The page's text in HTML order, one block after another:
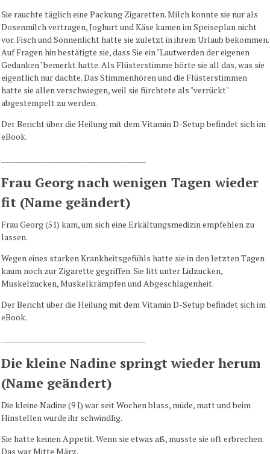
Sie rauchte täglich eine Packung Zigaretten. Milch konnte sie nur als
Dosenmilch vertragen, Joghurt und Käse kamen im Speiseplan nicht
vor. Fisch und Sonnenlicht hatte sie zuletzt in ihrem Urlaub bekommen.
Auf Fragen hin bestätigte sie, dass Sie ein "Lautwerden der eigenen
Gedanken" bemerkt hatte. Als Flüsterstimme hörte sie all das, was sie
eigentlich nur dachte. Das Stimmenhören und die Flüsterstimmen
hatte sie allen verschwiegen, weil sie fürchtete als "verrückt"
abgestempelt zu werden.
Der Bericht über die Heilung mit dem Vitamin D-Setup befindet sich im
eBook.
Frau Georg nach wenigen Tagen wieder
fit (Name geändert)
Frau Georg (51) kam, um sich eine Erkältungsmedizin empfehlen zu
lassen.
Wegen eines starken Krankheitsgefühls hatte sie in den letzten Tagen
kaum noch zur Zigarette gegriffen. Sie litt unter Lidzucken,
Muskelzucken, Muskelkrämpfen und Abgeschlagenheit.
Der Bericht über die Heilung mit dem Vitamin D-Setup befindet sich im
eBook.
Die kleine Nadine springt wieder herum
(Name geändert)
Die kleine Nadine (9 J) war seit Wochen blass, müde, matt und beim
Hinstellen wurde ihr schwindlig.
Sie hatte keinen Appetit. Wenn sie etwas aß, musste sie oft erbrechen.
Das war Mitte März.